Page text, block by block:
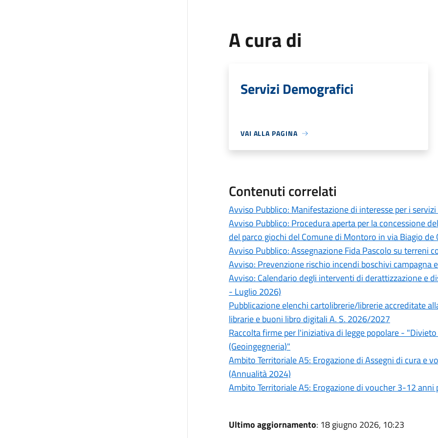
A cura di
Servizi Demografici
VAI ALLA PAGINA
Contenuti correlati
Avviso Pubblico: Manifestazione di interesse per i
Avviso Pubblico: Procedura aperta per la concessione
del parco giochi del Comune di Montoro in via Biagio
Avviso Pubblico: Assegnazione Fida Pascolo su terreni
Avviso: Prevenzione rischio incendi boschivi campagna
Avviso: Calendario degli interventi di derattizzazione e
- Luglio 2026)
Pubblicazione elenchi cartolibrerie/librerie accreditate
librarie e buoni libro digitali A. S. 2026/2027
Raccolta firme per l'iniziativa di legge popolare -
(Geoingegneria)"
Ambito Territoriale A5: Erogazione di Assegni di cura e
(Annualità 2024)
Ambito Territoriale A5: Erogazione di voucher 3-12
Ultimo aggiornamento: 18 giugno 2026, 10:23